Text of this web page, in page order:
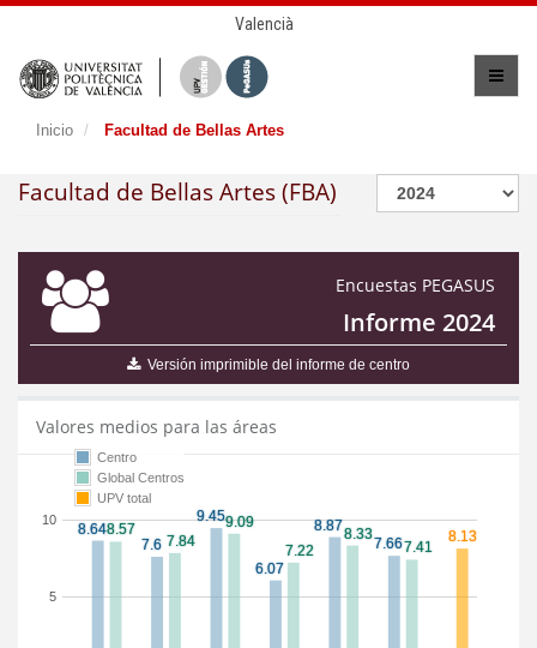
Valencià
Inicio Facultad de Bellas Artes
Facultad de Bellas Artes (FBA)
Encuestas PEGASUS
Informe 2024
Versión imprimible del informe de centro
Valores medios para las áreas
5
10
Centro
Global Centros
UPV total